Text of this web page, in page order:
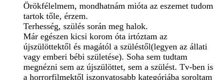
Örökfélelmem, mondhatnám mióta az eszemet tudom
tartok tőle, érzem.
Terhesség, szülés során meg halok.
Már egészen kicsi korom óta irtóztam az
újszülöttektől és magától a szüléstől(legyen az állati
vagy emberi bébi születése). Soha sem tudtam
megnézni sem az újszülöttet, sem a szülést. Tv-ben is
a horrorfilmektől iszonyatosabb kategóriába soroltam